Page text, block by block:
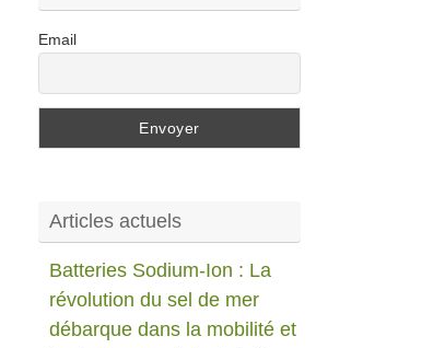
Email
Articles actuels
Batteries Sodium-Ion : La
révolution du sel de mer
débarque dans la mobilité et